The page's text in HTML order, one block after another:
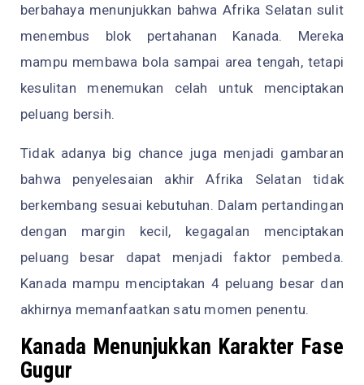
berbahaya menunjukkan bahwa Afrika Selatan sulit
menembus blok pertahanan Kanada. Mereka
mampu membawa bola sampai area tengah, tetapi
kesulitan menemukan celah untuk menciptakan
peluang bersih.
Tidak adanya big chance juga menjadi gambaran
bahwa penyelesaian akhir Afrika Selatan tidak
berkembang sesuai kebutuhan. Dalam pertandingan
dengan margin kecil, kegagalan menciptakan
peluang besar dapat menjadi faktor pembeda.
Kanada mampu menciptakan 4 peluang besar dan
akhirnya memanfaatkan satu momen penentu.
Kanada Menunjukkan Karakter Fase
Gugur